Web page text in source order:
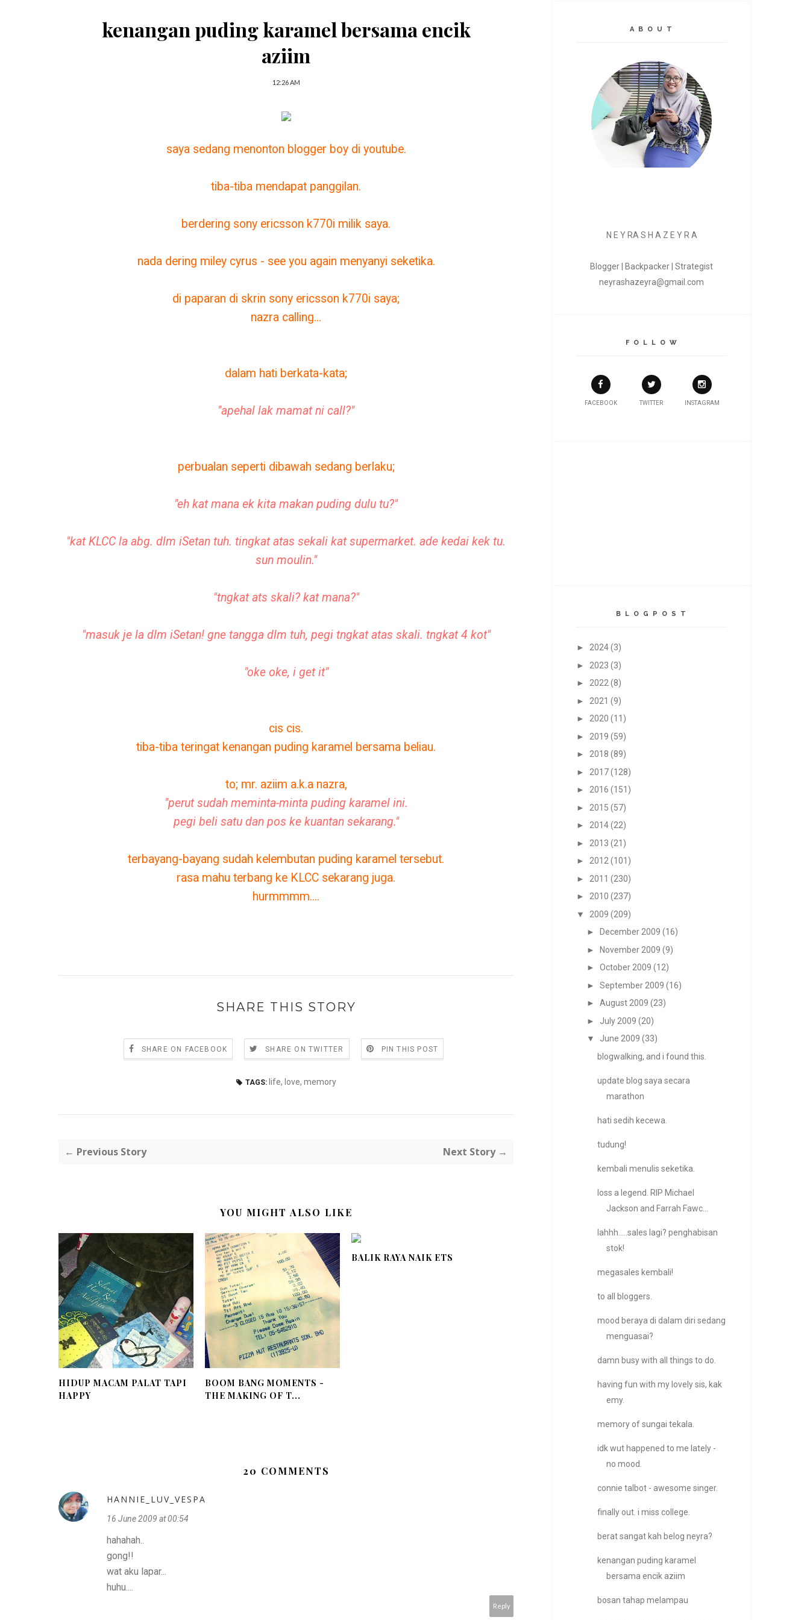
kenangan puding karamel bersama encik
aziim
12:26 AM
saya sedang menonton blogger boy di youtube.
tiba-tiba mendapat panggilan.
berdering sony ericsson k770i milik saya.
nada dering miley cyrus - see you again menyanyi seketika.
di paparan di skrin sony ericsson k770i saya;
nazra calling...
dalam hati berkata-kata;
"apehal lak mamat ni call?"
perbualan seperti dibawah sedang berlaku;
"eh kat mana ek kita makan puding dulu tu?"
"kat KLCC la abg. dlm iSetan tuh. tingkat atas sekali kat supermarket. ade kedai kek tu.
sun moulin."
"tngkat ats skali? kat mana?"
"masuk je la dlm iSetan! gne tangga dlm tuh, pegi tngkat atas skali. tngkat 4 kot"
"oke oke, i get it"
cis cis.
tiba-tiba teringat kenangan puding karamel bersama beliau.
to; mr. aziim a.k.a nazra,
"perut sudah meminta-minta puding karamel ini.
pegi beli satu dan pos ke kuantan sekarang."
terbayang-bayang sudah kelembutan puding karamel tersebut.
rasa mahu terbang ke KLCC sekarang juga.
hurmmmm....
SHARE THIS STORY
SHARE ON FACEBOOK SHARE ON TWITTER PIN THIS POST
TAGS: life, love, memory
← Previous Story Next Story →
YOU MIGHT ALSO LIKE
HIDUP MACAM PALAT TAPI
HAPPY
BOOM BANG MOMENTS -
THE MAKING OF T...
BALIK RAYA NAIK ETS
20 COMMENTS
HANNIE_LUV_VESPA
16 June 2009 at 00:54
hahahah..
gong!!
wat aku lapar...
huhu....
Reply
A B O U T
N E Y RA S H A Z E Y R A
Blogger | Backpacker | Strategist
neyrashazeyra@gmail.com
F O L L O W
FACEBOOK TWITTER INSTAGRAM
B L O G P O S T
► 2024(3)
► 2023 (3)
► 2022 (8)
► 2021 (9)
► 2020 (11)
► 2019 (59)
► 2018 (89)
► 2017(128)
► 2016 (151)
► 2015 (57)
► 2014(22)
► 2013 (21)
► 2012 (101)
► 2011 (230)
► 2010 (237)
▼
2009 (209)
►
December 2009 (16)
► November 2009 (9)
► October 2009 (12)
► September 2009 (16)
► August 2009 (23)
► July 2009 (20)
▼
June 2009 (33)
blogwalking, and i found this.
update blog saya secara
marathon
hati sedih kecewa.
tudung!
kembali menulis seketika.
loss a legend. RIP Michael
Jackson and Farrah Fawc...
lahhh.....sales lagi? penghabisan
stok!
megasales kembali!
to all bloggers.
mood beraya di dalam diri sedang
menguasai?
damn busy with all things to do.
having fun with my lovely sis, kak
emy.
memory of sungai tekala.
idk wut happened to me lately -
no mood.
connie talbot - awesome singer.
finally out. i miss college.
berat sangat kah belog neyra?
kenangan puding karamel
bersama encik aziim
bosan tahap melampau